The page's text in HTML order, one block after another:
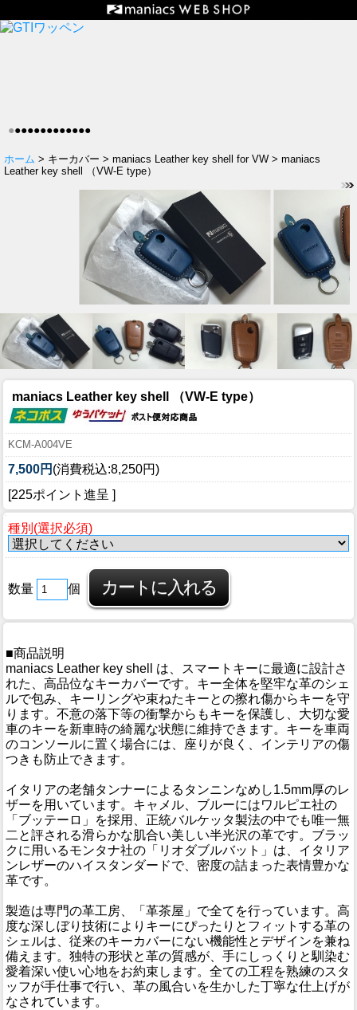
●●●●●●●●●●●●●
ホーム > キーカバー > maniacs Leather key shell for VW > maniacs
Leather key shell （VW-E type）
maniacs Leather key shell （VW-E type）
KCM-A004VE
7,500円 (消費税込:8,250円)
[225ポイント進呈 ]
種別(選択必須)
数量 個
■商品説明
maniacs Leather key shell は、スマートキーに最適に設計さ
れた、高品位なキーカバーです。キー全体を堅牢な革のシェ
ルで包み、キーリングや束ねたキーとの擦れ傷からキーを守
ります。不意の落下等の衝撃からもキーを保護し、大切な愛
車のキーを新車時の綺麗な状態に維持できます。キーを車両
のコンソールに置く場合には、座りが良く、インテリアの傷
つきも防止できます。
イタリアの老舗タンナーによるタンニンなめし1.5mm厚のレ
ザーを用いています。キャメル、ブルーにはワルピエ社の
「ブッテーロ」を採用、正統バルケッタ製法の中でも唯一無
二と評される滑らかな肌合い美しい半光沢の革です。ブラッ
クに用いるモンタナ社の「リオダブルバット」は、イタリア
ンレザーのハイスタンダードで、密度の詰まった表情豊かな
革です。
製造は専門の革工房、「革茶屋」で全てを行っています。高
度な深しぼり技術によりキーにぴったりとフィットする革の
シェルは、従来のキーカバーにない機能性とデザインを兼ね
備えます。独特の形状と革の質感が、手にしっくりと馴染む
愛着深い使い心地をお約束します。全ての工程を熟練のスタ
ッフが手仕事で行い、革の風合いを生かした丁寧な仕上げが
なされています。